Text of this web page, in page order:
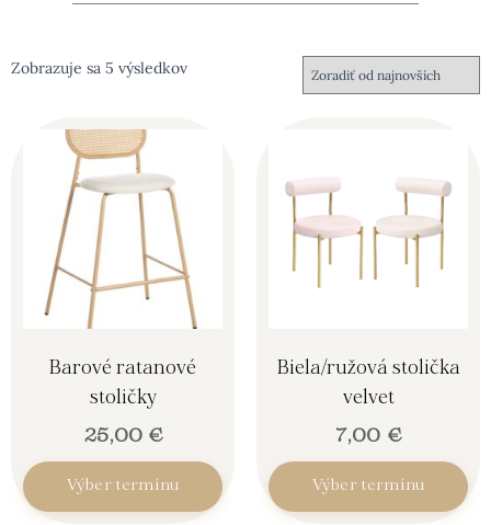
Zobrazuje sa 5 výsledkov
Barové ratanové
stoličky
25,00 €
Výber termínu
Biela/ružová stolička
velvet
7,00 €
Výber termínu